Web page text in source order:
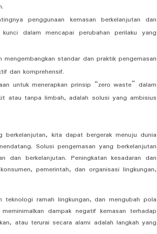
penggunaan kemasan berkelanjutan dan
dalam mencapai perubahan perilaku yang
standar dan praktik pengemasan
dan komprehensif.
untuk menerapkan prinsip “zero waste” dalam
atau tanpa limbah, adalah solusi yang ambisius
berkelanjutan, kita dapat bergerak menuju dunia
Solusi pengemasan yang berkelanjutan
berkelanjutan. Peningkatan kesadaran dan
pemerintah, dan organisasi lingkungan,
ramah lingkungan, dan mengubah pola
dampak negatif kemasan terhadap
atau terurai secara alami adalah langkah yang